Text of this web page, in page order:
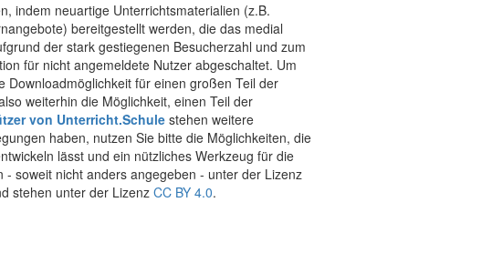
indem neuartige Unterrichtsmaterialien (z.B.
bereitgestellt werden, die das medial
der stark gestiegenen Besucherzahl und zum
für nicht angemeldete Nutzer abgeschaltet. Um
für einen großen Teil der
weiterhin die Möglichkeit, einen Teil der
von Unterricht.Schule stehen weitere
haben, nutzen Sie bitte die Möglichkeiten, die
lässt und ein nützliches Werkzeug für die
soweit nicht anders angegeben - unter der Lizenz
stehen unter der Lizenz CC BY 4.0.